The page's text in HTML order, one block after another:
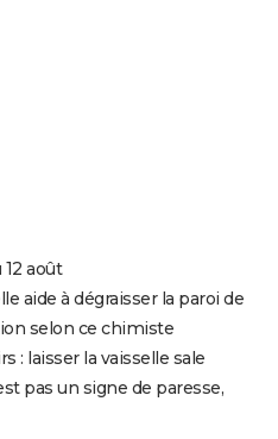
août
aide à dégraisser la paroi de
selon ce chimiste
: laisser la vaisselle sale
pas un signe de paresse,